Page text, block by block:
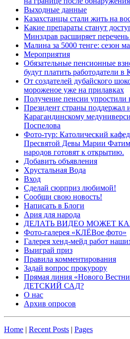
Выходные данные
Казахстанцы стали жить на
Какие препараты станут
Минздрав расширяет перечень
Малина за 5000 тенге: сезон
Мероприятия
Обязательные пенсионные
будут платить работодатели в
От создателей дубайского
мороженое уже на прилавках
Получение пенсии упростили
Президент страны поддержал
Карагандинскому
Поспелова
Фото-тур: Католический
Пресвятой Девы Марии
народов готовят к открытию.
Добавить объявления
Хрустальная Вода
Вход
Сделай сюрприз любимой!
Сообщи свою новость!
Написать в Блоги
Ария для народа
ДЕЛАТЬ ВИДЕО МОЖЕТ
Фото-галерея «КЛЁВое фото»
Галерея хенд-мейд работ
Выиграй приз
Правила комментирования
Задай вопрос прокурору
Прямая линия «Нового
ДЕТСКИЙ САД?
О нас
Архив опросов
Home | Recent Posts | Pages